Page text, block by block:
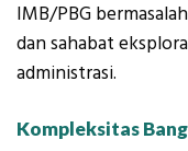
IMB/PBG
dan sahabat
administrasi.
Kompleksitas